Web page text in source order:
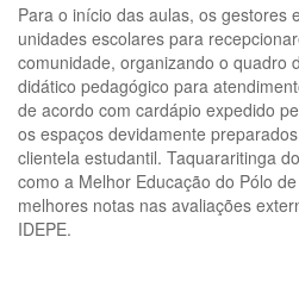
Para o início das aulas, os gestores
unidades escolares para
comunidade, organizando o quadro
didático pedagógico para
de acordo com cardápio expedido
os espaços devidamente
clientela estudantil. Taquararitinga
como a Melhor Educação do Pólo
melhores notas nas avaliações
IDEPE.